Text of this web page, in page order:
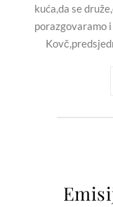
kuća,da se
porazgovaramo i